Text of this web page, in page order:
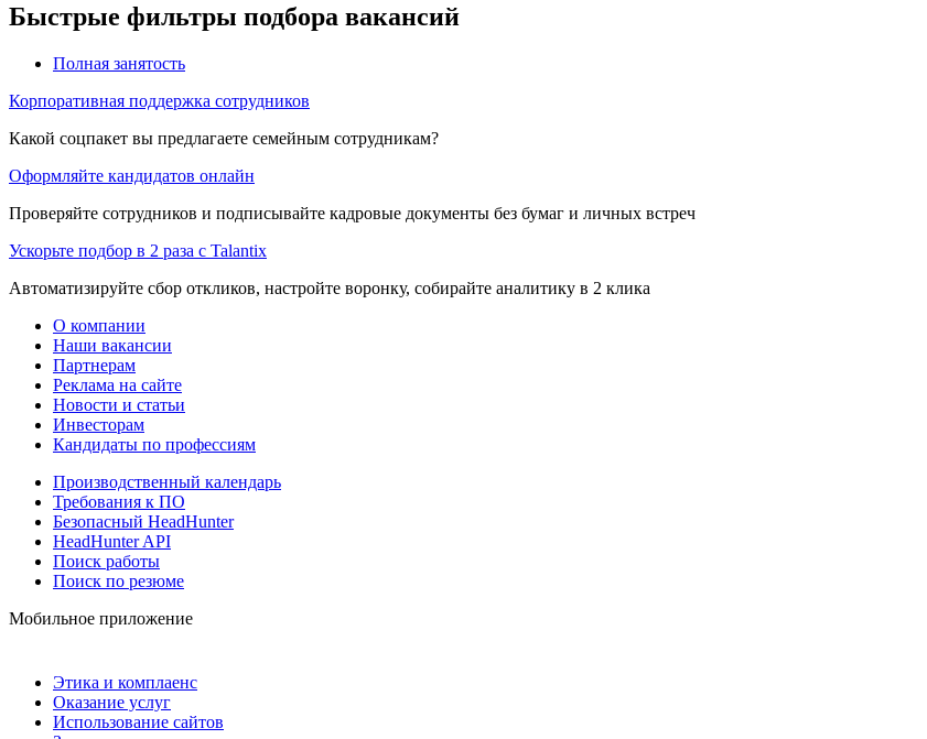
Быстрые фильтры подбора вакансий
Полная занятость
Корпоративная поддержка сотрудников
Какой соцпакет вы предлагаете семейным сотрудникам?
Оформляйте кандидатов онлайн
Проверяйте сотрудников и подписывайте кадровые документы без бумаг и личных встреч
Ускорьте подбор в 2 раза с Talantix
Автоматизируйте сбор откликов, настройте воронку, собирайте аналитику в 2 клика
О компании
Наши вакансии
Партнерам
Реклама на сайте
Новости и статьи
Инвесторам
Кандидаты по профессиям
Производственный календарь
Требования к ПО
Безопасный HeadHunter
HeadHunter API
Поиск работы
Поиск по резюме
Мобильное приложение
Этика и комплаенс
Оказание услуг
Использование сайтов